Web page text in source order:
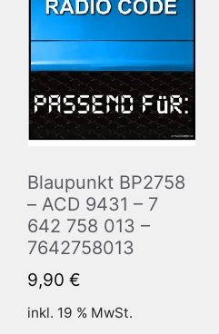
Blaupunkt BP2758
– ACD 9431 – 7
642 758 013 –
7642758013
9,90 €
inkl. 19 % MwSt.